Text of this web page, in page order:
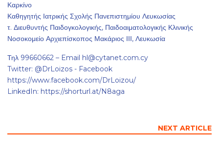
Καρκίνο
Καθηγητής Ιατρικής Σχολής Πανεπιστημίου Λευκωσίας
τ. Διευθυντής Παιδογκολογικής, Παιδοαιματολογικής Κλινικής
Νοσοκομείο Αρχιεπίσκοπος Μακάριος ΙΙΙ, Λευκωσία
Τηλ 99660662 – Email hl@cytanet.com.cy
Twitter: @DrLoizos - Facebook
https://www.facebook.com/DrLoizou/
LinkedIn: https://shorturl.at/N8aga
NEXT ARTICLE